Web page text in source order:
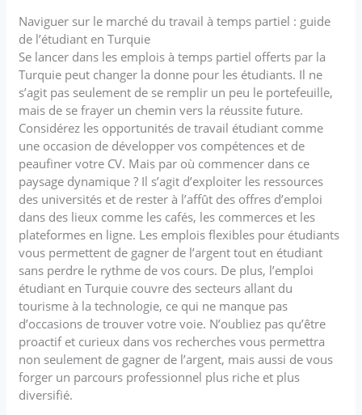
Naviguer sur le marché du travail à temps partiel : guide
de l’étudiant en Turquie
Se lancer dans les emplois à temps partiel offerts par la
Turquie peut changer la donne pour les étudiants. Il ne
s’agit pas seulement de se remplir un peu le portefeuille,
mais de se frayer un chemin vers la réussite future.
Considérez les opportunités de travail étudiant comme
une occasion de développer vos compétences et de
peaufiner votre CV. Mais par où commencer dans ce
paysage dynamique ? Il s’agit d’exploiter les ressources
des universités et de rester à l’affût des offres d’emploi
dans des lieux comme les cafés, les commerces et les
plateformes en ligne. Les emplois flexibles pour étudiants
vous permettent de gagner de l’argent tout en étudiant
sans perdre le rythme de vos cours. De plus, l’emploi
étudiant en Turquie couvre des secteurs allant du
tourisme à la technologie, ce qui ne manque pas
d’occasions de trouver votre voie. N’oubliez pas qu’être
proactif et curieux dans vos recherches vous permettra
non seulement de gagner de l’argent, mais aussi de vous
forger un parcours professionnel plus riche et plus
diversifié.